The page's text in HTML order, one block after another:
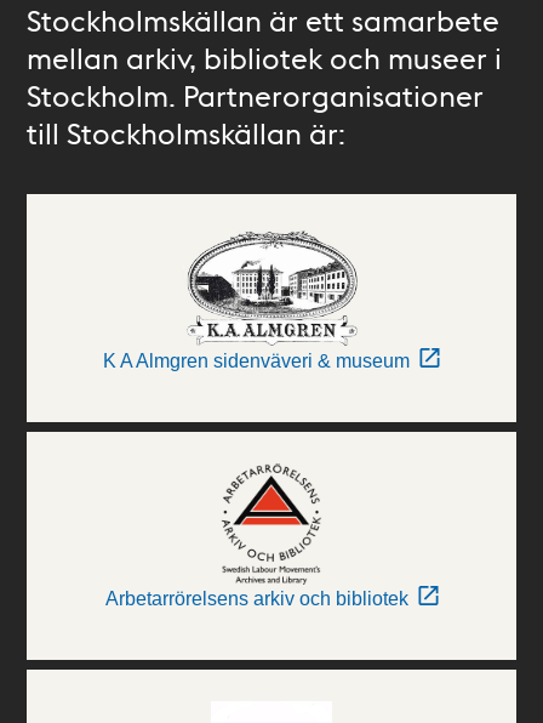
Stockholmskällan är ett samarbete
mellan arkiv, bibliotek och museer i
Stockholm. Partnerorganisationer
till Stockholmskällan är:
K A Almgren sidenväveri & museum
Arbetarrörelsens arkiv och bibliotek